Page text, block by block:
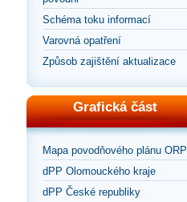
Schéma toku informací
Varovná opatření
Způsob zajištění aktualizace
Grafická část
Mapa povodňového plánu ORP
dPP Olomouckého kraje
dPP České republiky